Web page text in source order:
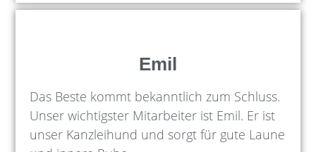
Emil
Das Beste kommt bekanntlich zum Schluss.
Unser wichtigster Mitarbeiter ist Emil. Er ist
unser Kanzleihund und sorgt für gute Laune